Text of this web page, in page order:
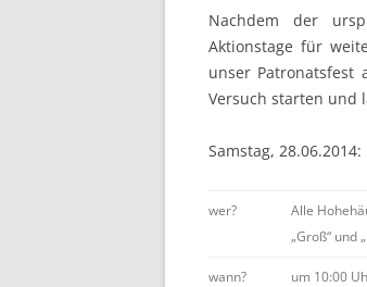
Nachdem der
Aktionstage für
unser
Versuch starten und
Samstag, 28.06.2014:
wer?
Alle
„Groß“ und
wann? um 10:00